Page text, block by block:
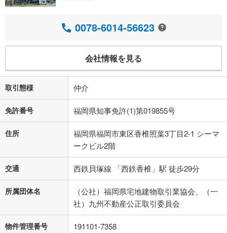
0078-6014-56623
会社情報を見る
取引態様 仲介
免許番号 福岡県知事免許(1)第019855号
住所
福岡県福岡市東区香椎照葉3丁目2-1 シーマ
ークビル2階
交通 西鉄貝塚線 「西鉄香椎」駅 徒歩29分
所属団体名
（公社）福岡県宅地建物取引業協会、（一
社）九州不動産公正取引委員会
物件管理番号 191101-7358